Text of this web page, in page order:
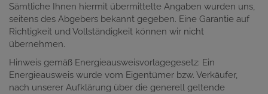
Sämtliche Ihnen hiermit übermittelte Angaben wurden uns,
seitens des Abgebers bekannt gegeben. Eine Garantie auf
Richtigkeit und Vollständigkeit können wir nicht
übernehmen.
Hinweis gemäß Energieausweisvorlagegesetz: Ein
Energieausweis wurde vom Eigentümer bzw. Verkäufer,
nach unserer Aufklärung über die generell geltende